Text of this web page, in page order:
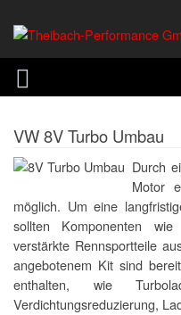
VW 8V Turbo Umbau
Durch
Motor
möglich. Um eine
sollten Komponenten
verstärkte Rennsportteile
angebotenem Kit sind
enthalten, wie
Verdichtungsreduzierung,